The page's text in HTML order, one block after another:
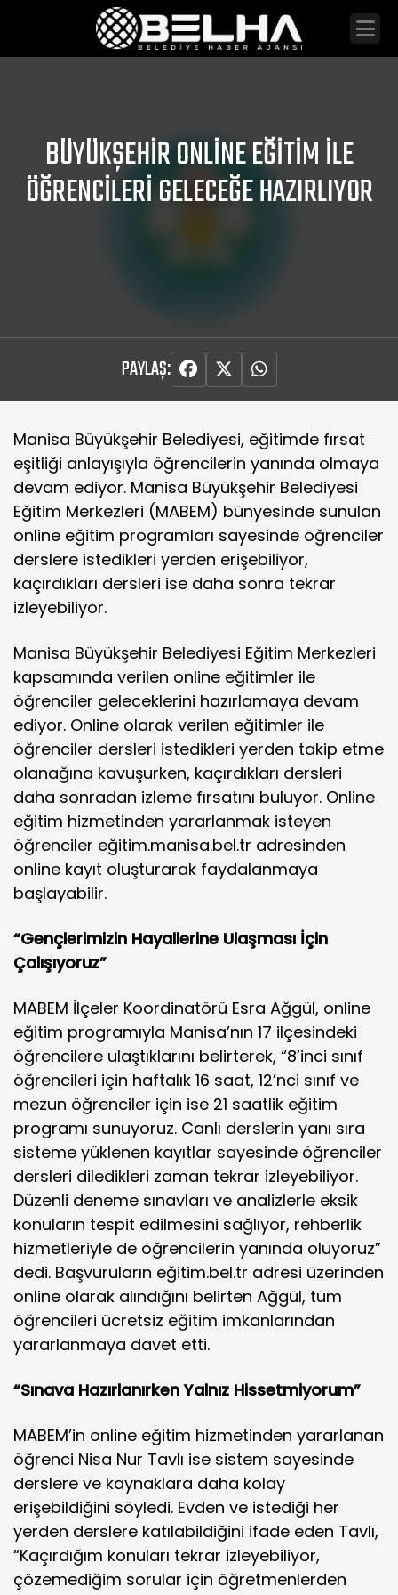
BÜYÜKŞEHIR ONLINE EĞITIM İLE
ÖĞRENCILERI GELECEĞE HAZIRLIYOR
PAYLAŞ:
Manisa Büyükşehir Belediyesi, eğitimde fırsat
eşitliği anlayışıyla öğrencilerin yanında olmaya
devam ediyor. Manisa Büyükşehir Belediyesi
Eğitim Merkezleri (MABEM) bünyesinde sunulan
online eğitim programları sayesinde öğrenciler
derslere istedikleri yerden erişebiliyor,
kaçırdıkları dersleri ise daha sonra tekrar
izleyebiliyor.
Manisa Büyükşehir Belediyesi Eğitim Merkezleri
kapsamında verilen online eğitimler ile
öğrenciler geleceklerini hazırlamaya devam
ediyor. Online olarak verilen eğitimler ile
öğrenciler dersleri istedikleri yerden takip etme
olanağına kavuşurken, kaçırdıkları dersleri
daha sonradan izleme fırsatını buluyor. Online
eğitim hizmetinden yararlanmak isteyen
öğrenciler eğitim.manisa.bel.tr adresinden
online kayıt oluşturarak faydalanmaya
başlayabilir.
“Gençlerimizin Hayallerine Ulaşması İçin
Çalışıyoruz”
MABEM İlçeler Koordinatörü Esra Ağgül, online
eğitim programıyla Manisa’nın 17 ilçesindeki
öğrencilere ulaştıklarını belirterek, “8’inci sınıf
öğrencileri için haftalık 16 saat, 12’nci sınıf ve
mezun öğrenciler için ise 21 saatlik eğitim
programı sunuyoruz. Canlı derslerin yanı sıra
sisteme yüklenen kayıtlar sayesinde öğrenciler
dersleri diledikleri zaman tekrar izleyebiliyor.
Düzenli deneme sınavları ve analizlerle eksik
konuların tespit edilmesini sağlıyor, rehberlik
hizmetleriyle de öğrencilerin yanında oluyoruz”
dedi. Başvuruların eğitim.bel.tr adresi üzerinden
online olarak alındığını belirten Ağgül, tüm
öğrencileri ücretsiz eğitim imkanlarından
yararlanmaya davet etti.
“Sınava Hazırlanırken Yalnız Hissetmiyorum”
MABEM’in online eğitim hizmetinden yararlanan
öğrenci Nisa Nur Tavlı ise sistem sayesinde
derslere ve kaynaklara daha kolay
erişebildiğini söyledi. Evden ve istediği her
yerden derslere katılabildiğini ifade eden Tavlı,
“Kaçırdığım konuları tekrar izleyebiliyor,
çözemediğim sorular için öğretmenlerden